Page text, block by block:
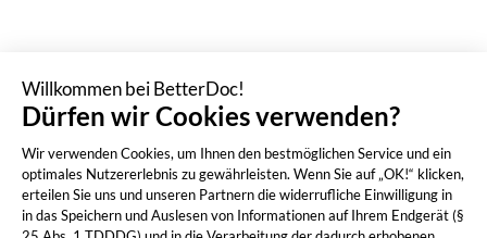
Willkommen bei BetterDoc!
Dürfen wir Cookies verwenden?
Wir verwenden Cookies, um Ihnen den bestmöglichen Service und ein
optimales Nutzererlebnis zu gewährleisten. Wenn Sie auf „OK!“ klicken,
erteilen Sie uns und unseren Partnern die widerrufliche Einwilligung in
in das Speichern und Auslesen von Informationen auf Ihrem Endgerät (§